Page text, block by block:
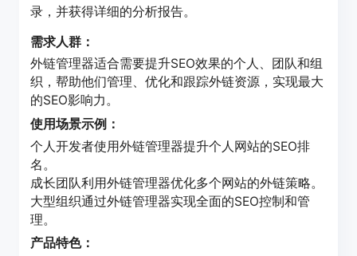
录，并获得详细的分析报告。
需求人群：
外链管理器适合需要提升SEO效果的个人、团队和组
织，帮助他们管理、优化和跟踪外链资源，实现最大
的SEO影响力。
使用场景示例：
个人开发者使用外链管理器提升个人网站的SEO排
名。
成长团队利用外链管理器优化多个网站的外链策略。
大型组织通过外链管理器实现全面的SEO控制和管
理。
产品特色：